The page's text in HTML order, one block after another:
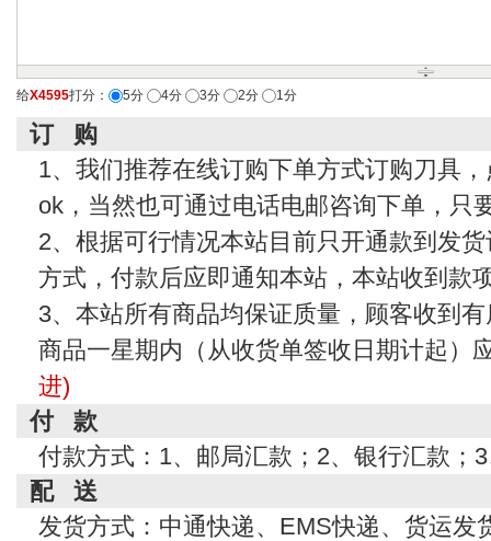
给X4595打分： 5分 4分 3分 2分 1分
订 购
1、我们推荐在线订购下单方式订购刀具，
ok，当然也可通过电话电邮咨询下单，只
2、根据可行情况本站目前只开通款到发
方式，付款后应即通知本站，本站收到款
3、本站所有商品均保证质量，顾客收到
商品一星期内（从收货单签收日期计起）
进)
付 款
付款方式：1、邮局汇款；2、银行汇款；
配 送
发货方式：中通快递、EMS快递、货运发